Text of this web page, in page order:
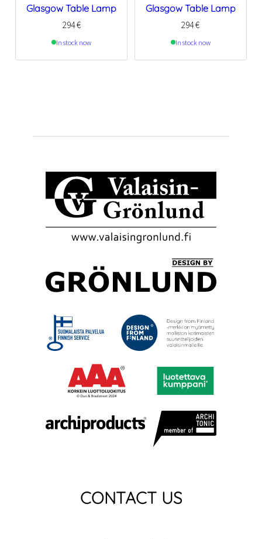
Glasgow Table Lamp
294€
In stock now
Glasgow Table Lamp
294€
In stock now
CONTACT US